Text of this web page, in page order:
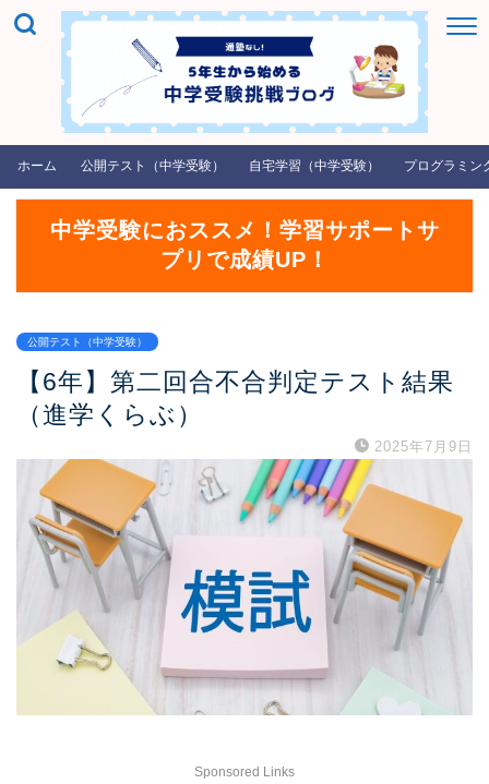
ホーム 公開テスト（中学受験） 自宅学習（中学受験） プログラミン
中学受験におススメ！学習サポートサ
プリで成績UP！
公開テスト（中学受験）
【6年】第二回合不合判定テスト結果
（進学くらぶ）
2025年7月9日
Sponsored Links